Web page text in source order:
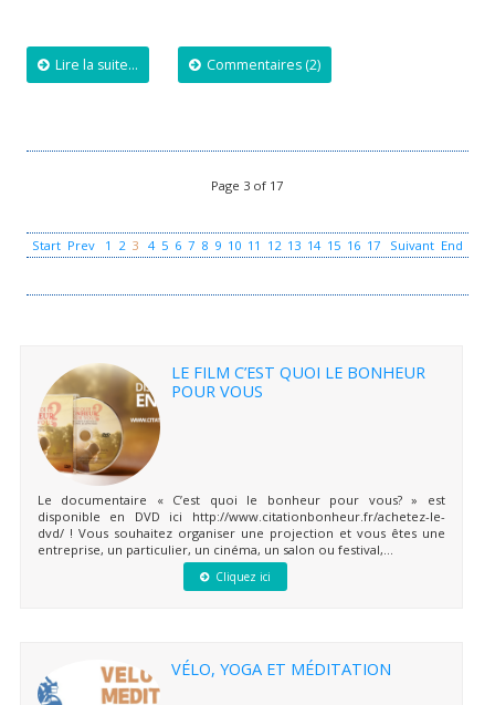
Lire la suite... Commentaires (2)
Page 3 of 17
Start Prev 1 2 3 4 5 6 7 8 9 10 11 12 13 14 15 16 17 Suivant End
LE FILM C’EST QUOI LE BONHEUR
POUR VOUS
Le documentaire « C’est quoi le bonheur pour vous? » est
disponible en DVD ici http://www.citationbonheur.fr/achetez-le-
dvd/ ! Vous souhaitez organiser une projection et vous êtes une
entreprise, un particulier, un cinéma, un salon ou festival,...
Cliquez ici
VÉLO, YOGA ET MÉDITATION